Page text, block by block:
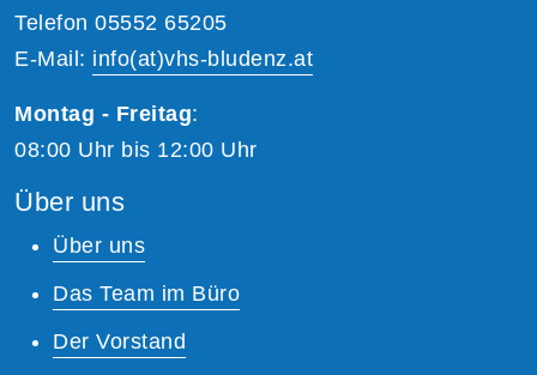
Telefon 05552 65205
E-Mail: info(at)vhs-bludenz.at
Montag - Freitag:
08:00 Uhr bis 12:00 Uhr
Über uns
Über uns
Das Team im Büro
Der Vorstand